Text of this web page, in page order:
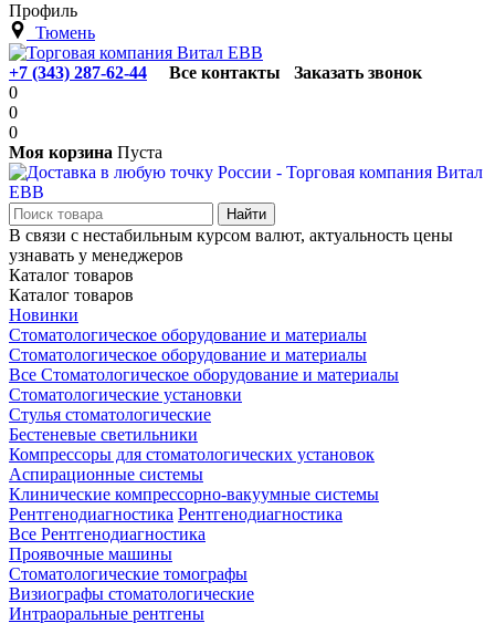
Профиль
Тюмень
+7 (343) 287-62-44 Все контакты
Заказать звонок
0
0
0
Моя корзина Пуста
В связи с нестабильным курсом валют, актуальность цены
узнавать у менеджеров
Каталог товаров
Каталог товаров
Новинки
Стоматологическое оборудование и материалы
Стоматологическое оборудование и материалы
Все Стоматологическое оборудование и материалы
Стоматологические установки
Стулья стоматологические
Бестеневые светильники
Компрессоры для стоматологических установок
Аспирационные системы
Клинические компрессорно-вакуумные системы
Рентгенодиагностика Рентгенодиагностика
Все Рентгенодиагностика
Проявочные машины
Стоматологические томографы
Визиографы стоматологические
Интраоральные рентгены